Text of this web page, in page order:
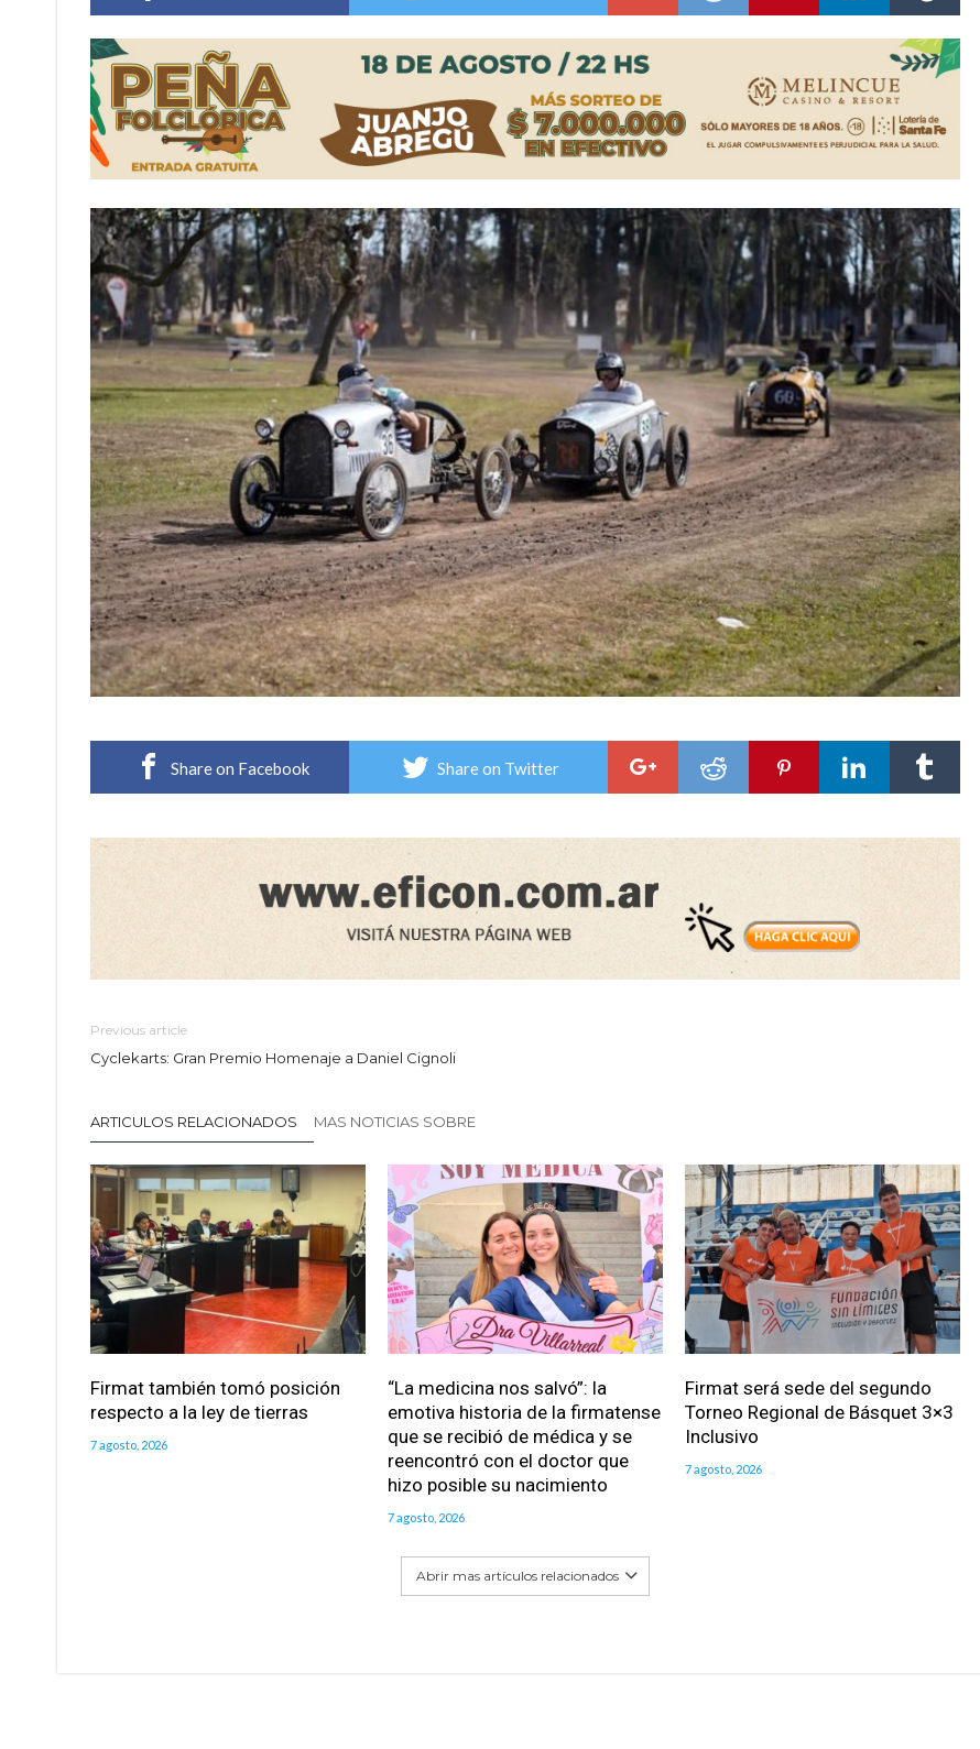
Share on Facebook Share on Twitter
Previous article
Cyclekarts: Gran Premio Homenaje a Daniel Cignoli
ARTICULOS RELACIONADOS MAS NOTICIAS SOBRE
Firmat también tomó posición
respecto a la ley de tierras
7 agosto, 2026
“La medicina nos salvó”: la
emotiva historia de la firmatense
que se recibió de médica y se
reencontró con el doctor que
hizo posible su nacimiento
7 agosto, 2026
Firmat será sede del segundo
Torneo Regional de Básquet 3×3
Inclusivo
7 agosto, 2026
Abrir mas artículos relacionados